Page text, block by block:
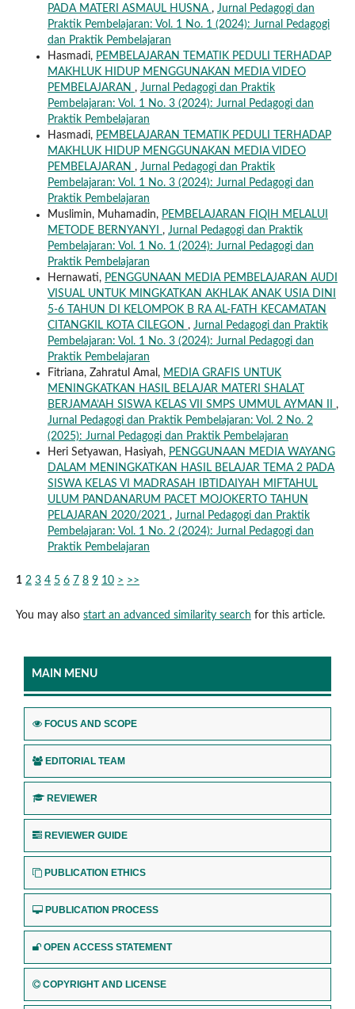
PADA MATERI ASMAUL HUSNA , Jurnal Pedagogi dan
Praktik Pembelajaran: Vol. 1 No. 1 (2024): Jurnal Pedagogi
dan Praktik Pembelajaran
Hasmadi, PEMBELAJARAN TEMATIK PEDULI TERHADAP
MAKHLUK HIDUP MENGGUNAKAN MEDIA VIDEO
PEMBELAJARAN , Jurnal Pedagogi dan Praktik
Pembelajaran: Vol. 1 No. 3 (2024): Jurnal Pedagogi dan
Praktik Pembelajaran
Hasmadi, PEMBELAJARAN TEMATIK PEDULI TERHADAP
MAKHLUK HIDUP MENGGUNAKAN MEDIA VIDEO
PEMBELAJARAN , Jurnal Pedagogi dan Praktik
Pembelajaran: Vol. 1 No. 3 (2024): Jurnal Pedagogi dan
Praktik Pembelajaran
Muslimin, Muhamadin, PEMBELAJARAN FIQIH MELALUI
METODE BERNYANYI , Jurnal Pedagogi dan Praktik
Pembelajaran: Vol. 1 No. 1 (2024): Jurnal Pedagogi dan
Praktik Pembelajaran
Hernawati, PENGGUNAAN MEDIA PEMBELAJARAN AUDI
VISUAL UNTUK MINGKATKAN AKHLAK ANAK USIA DINI
5-6 TAHUN DI KELOMPOK B RA AL-FATH KECAMATAN
CITANGKIL KOTA CILEGON , Jurnal Pedagogi dan Praktik
Pembelajaran: Vol. 1 No. 3 (2024): Jurnal Pedagogi dan
Praktik Pembelajaran
Fitriana, Zahratul Amal, MEDIA GRAFIS UNTUK
MENINGKATKAN HASIL BELAJAR MATERI SHALAT
BERJAMA’AH SISWA KELAS VII SMPS UMMUL AYMAN II ,
Jurnal Pedagogi dan Praktik Pembelajaran: Vol. 2 No. 2
(2025): Jurnal Pedagogi dan Praktik Pembelajaran
Heri Setyawan, Hasiyah, PENGGUNAAN MEDIA WAYANG
DALAM MENINGKATKAN HASIL BELAJAR TEMA 2 PADA
SISWA KELAS VI MADRASAH IBTIDAIYAH MIFTAHUL
ULUM PANDANARUM PACET MOJOKERTO TAHUN
PELAJARAN 2020/2021 , Jurnal Pedagogi dan Praktik
Pembelajaran: Vol. 1 No. 2 (2024): Jurnal Pedagogi dan
Praktik Pembelajaran
1 2 3 4 5 6 7 8 9 10 > >>
You may also start an advanced similarity search for this article.
MAIN MENU
FOCUS AND SCOPE
EDITORIAL TEAM
REVIEWER
REVIEWER GUIDE
PUBLICATION ETHICS
PUBLICATION PROCESS
OPEN ACCESS STATEMENT
COPYRIGHT AND LICENSE